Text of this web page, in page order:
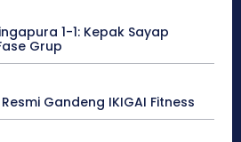
1-1: Kepak Sayap
Grup
Gandeng IKIGAI Fitness